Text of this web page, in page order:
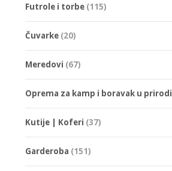
Futrole i torbe (115)
Čuvarke (20)
Meredovi (67)
Oprema za kamp i boravak u prirodi
Kutije | Koferi (37)
Garderoba (151)